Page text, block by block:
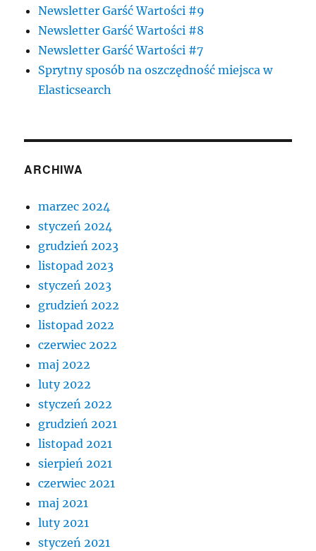
Newsletter Garść Wartości #9
Newsletter Garść Wartości #8
Newsletter Garść Wartości #7
Sprytny sposób na oszczędność miejsca w
Elasticsearch
ARCHIWA
marzec 2024
styczeń 2024
grudzień 2023
listopad 2023
styczeń 2023
grudzień 2022
listopad 2022
czerwiec 2022
maj 2022
luty 2022
styczeń 2022
grudzień 2021
listopad 2021
sierpień 2021
czerwiec 2021
maj 2021
luty 2021
styczeń 2021